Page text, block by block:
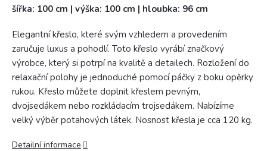
šířka: 100 cm | výška: 100 cm | hloubka: 96 cm
Elegantní křeslo, které svým vzhledem a provedením
zaručuje luxus a pohodlí. Toto křeslo vyrábí značkový
výrobce, který si potrpí na kvalitě a detailech. Rozložení do
relaxační polohy je jednoduché pomocí páčky z boku opěrky
rukou. Křeslo můžete doplnit křeslem pevným,
dvojsedákem nebo rozkládacím trojsedákem. Nabízíme
velký výběr potahových látek. Nosnost křesla je cca 120 kg.
Detailní informace